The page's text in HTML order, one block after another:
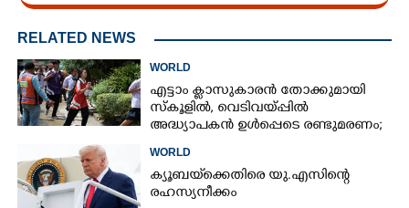
RELATED NEWS
WORLD
എട്ടാം ക്ളാസുകാരൻ തോക്കുമായി
സ്കൂളിൽ, വെടിവയ്പ്പിൽ
അദ്ധ്യാപകൻ ഉൾപ്പെടെ രണ്ടുമരണം;
WORLD
ക്യൂബയ്‌ക്കെതിരെ യു.എസിന്റെ
രഹസ്യനീക്കം